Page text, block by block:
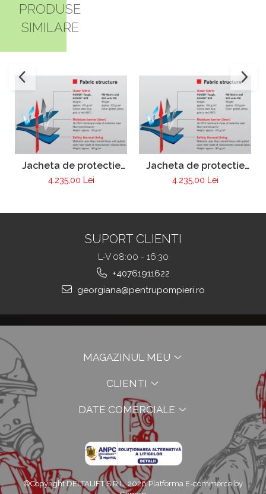
PRODUSE
SIMILARE
Jacheta de protectie
FIRE MAX 3 albastru
inchis, NOMEX®
4.235,00 Lei
Jacheta de protectie
FIRE MAX 3 galben,
NOMEX® Tought
4.235,00 Lei
SUPORT CLIENTI
L-V 08:00 - 16:30
+40761911622
georgiana@pentrupompieri.ro
MAGAZINUL MEU
CLIENTI
DATE COMERCIALE
©Copyright DELTALIFT S.R.L. 2026Platforma E-commerce by